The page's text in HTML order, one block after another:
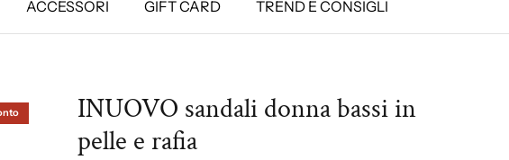
ACCESSORI GIFT CARD TREND E CONSIGLI
INUOVO sandali donna bassi in
pelle e rafia